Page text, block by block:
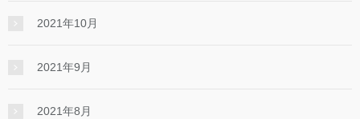
2021年10月
2021年9月
2021年8月